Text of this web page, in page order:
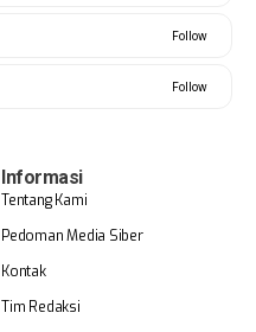
Follow
Follow
Informasi
Tentang Kami
Pedoman Media Siber
Kontak
Tim Redaksi